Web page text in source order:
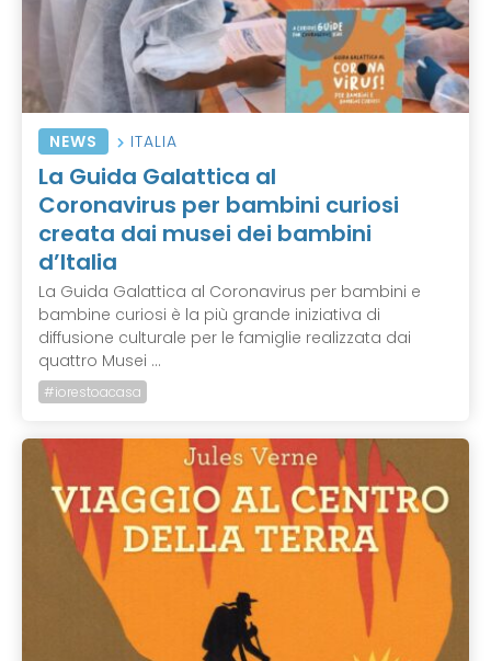
NEWS ITALIA
La Guida Galattica al
Coronavirus per bambini curiosi
creata dai musei dei bambini
d’Italia
La Guida Galattica al Coronavirus per bambini e
bambine curiosi è la più grande iniziativa di
diffusione culturale per le famiglie realizzata dai
quattro Musei ...
#iorestoacasa